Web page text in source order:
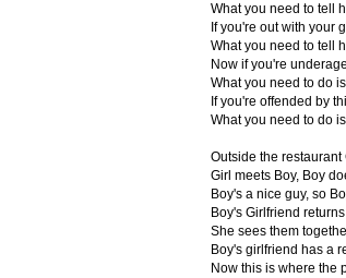
What you need to tell
If you're out with your
What you need to tell
Now if you're
What you need to do
If you're offended by
What you need to do
Outside the restaurant
Girl meets Boy, Boy
Boy's a nice guy, so
Boy's Girlfriend
She sees them
Boy's girlfriend has a
Now this is where the